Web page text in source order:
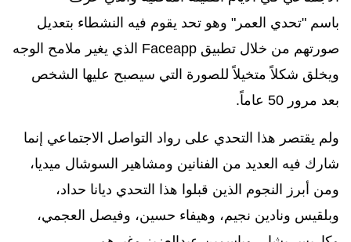
باسم "تحدي العمر" وهو تحد يقوم فيه النشطاء بتعديل
صورتهم من خلال تطبيق Faceapp الذي يغير ملامح الوجه
ويخلق شكلاً متخيلاً للصورة التي سيصبح عليها الشخص
بعد مرور 50 عاماً.
ولم يقتصر هذا التحدي على رواد التواصل الاجتماعي إنما
شارك فيه العديد من الفنانين ومشاهير السوشال ميديا،
ومن أبرز النجوم الذين قبلوا هذا التحدي ديانا حداد،
وبلقيس ونادين نجيم، وهيفاء حسين، وفيصل العجمي،